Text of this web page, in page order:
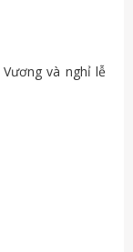
và nghỉ lễ